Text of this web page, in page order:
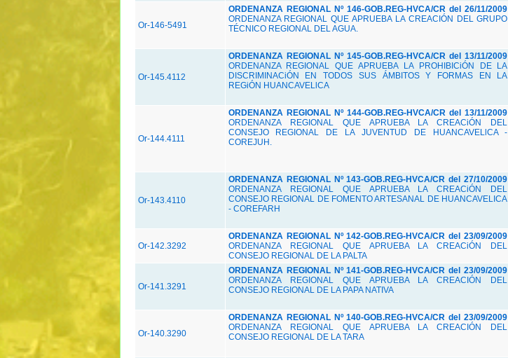
Or-146-5491
ORDENANZA REGIONAL Nº 146-GOB.REG-HVCA/CR del 26/11/2009
ORDENANZA REGIONAL QUE APRUEBA LA CREACIÓN DEL GRUPO
TÉCNICO REGIONAL DEL AGUA.
Or-145.4112
ORDENANZA REGIONAL Nº 145-GOB.REG-HVCA/CR del 13/11/2009
ORDENANZA REGIONAL QUE APRUEBA LA PROHIBICiÓN DE LA
DISCRIMINACiÓN EN TODOS SUS ÁMBITOS Y FORMAS EN LA
REGiÓN HUANCAVELlCA
Or-144.4111
ORDENANZA REGIONAL Nº 144-GOB.REG-HVCA/CR del 13/11/2009
ORDENANZA REGIONAL QUE APRUEBA LA CREACiÓN DEL
CONSEJO REGIONAL DE LA JUVENTUD DE HUANCAVELlCA -
COREJUH.
Or-143.4110
ORDENANZA REGIONAL Nº 143-GOB.REG-HVCA/CR del 27/10/2009
ORDENANZA REGIONAL QUE APRUEBA LA CREACiÓN DEL
CONSEJO REGIONAL DE FOMENTO ARTESANAL DE HUANCAVELICA
- COREFARH
Or-142.3292
ORDENANZA REGIONAL Nº 142-GOB.REG-HVCA/CR del 23/09/2009
ORDENANZA REGIONAL QUE APRUEBA LA CREACiÓN DEL
CONSEJO REGIONAL DE LA PALTA
Or-141.3291
ORDENANZA REGIONAL Nº 141-GOB.REG-HVCA/CR del 23/09/2009
ORDENANZA REGIONAL QUE APRUEBA LA CREACIÓN DEL
CONSEJO REGIONAL DE LA PAPA NATIVA
Or-140.3290
ORDENANZA REGIONAL Nº 140-GOB.REG-HVCA/CR del 23/09/2009
ORDENANZA REGIONAL QUE APRUEBA LA CREACIÓN DEL
CONSEJO REGIONAL DE LA TARA